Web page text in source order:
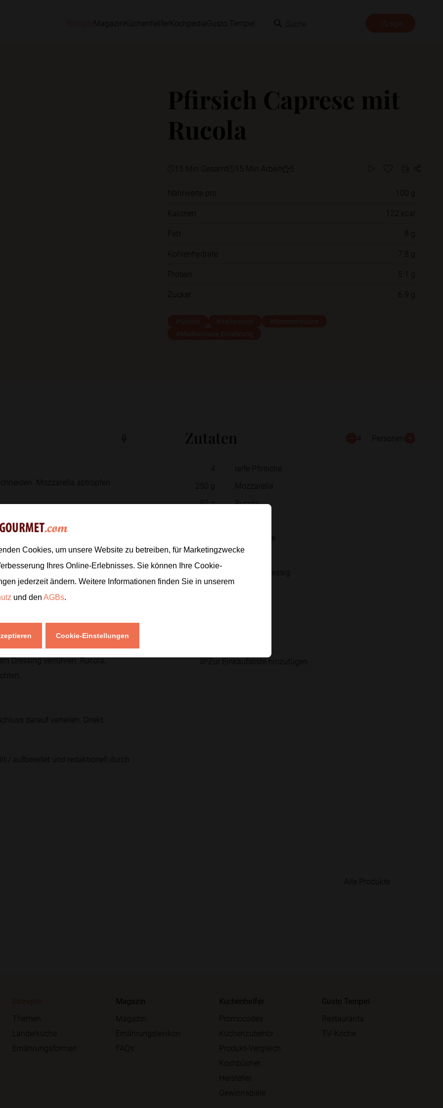
Magazin Küchenhelfer Kochpedia Gusto Tempel
Pfirsich Caprese mit
Rucola
15 Min Gesamt 15 Min Arbeit 5
Nährwerte pro
100 g
Kalorien
122 kcal
Fett
8 g
Kohlenhydrate
7.8 g
Protein
5.1 g
Zucker
6.9 g
Zutaten 4 Personen
4
reife Pfirsiche
250 g
Mozzarella
80g
Rucola
Pinienkerne
3EL
Olivenöl
Balsamicoessig
Zur Einkaufsliste hinzufügen
Mozzarella abtropfen
abzupfen und größere Blätter grob
regelmäßig schwenken, damit
Dressing verrühren. Rucola,
darauf verteilen. Direkt
/ aufbereitet und redaktionell durch
Alle Produkte
Themen
Länderküche
Ernährungsformen
Magazin
Magazin
Ernährungslexikon
FAQs
Küchenhelfer
Promocodes
Küchenzubehör
Produkt-Vergleich
Kochbücher
Hersteller
Gewinnspiele
Gusto Tempel
Restaurants
TV-Köche
Cookies, um unsere Website zu betreiben, für Marketingzwecke
Ihres Online-Erlebnisses. Sie können Ihre Cookie-
jederzeit ändern. Weitere Informationen finden Sie in unserem
und den AGBs.
Cookie-Einstellungen